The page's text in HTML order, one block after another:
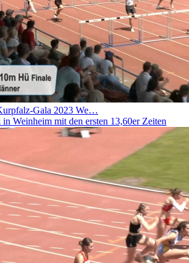
Gala 2023 We…
Weinheim mit den ersten 13,60er Zeiten